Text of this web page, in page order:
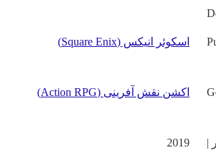
اسکوئر انیکس (Square Enix)
اکشن نقش آفرینی (Action RPG)
2019